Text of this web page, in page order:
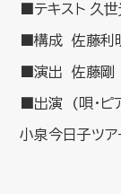
■テキスト 久
■構成 佐藤利
■演出 佐藤剛
■出演 (唄・ピ
小泉今日子ツ